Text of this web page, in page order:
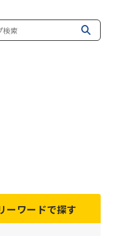
ーワードで探す